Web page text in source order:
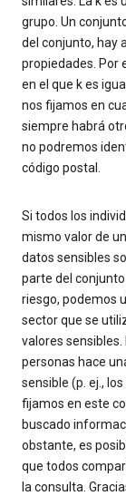
grupo. Un
del conjunto, hay
propiedades. Por
en el que k es
nos fijamos en
siempre habrá
no podremos
código postal.
Si todos los
mismo valor de
datos sensibles
parte del
riesgo, podemos
sector que se
valores
personas hace
sensible (p. ej.,
fijamos en este
buscado
obstante, es
que todos
la consulta.